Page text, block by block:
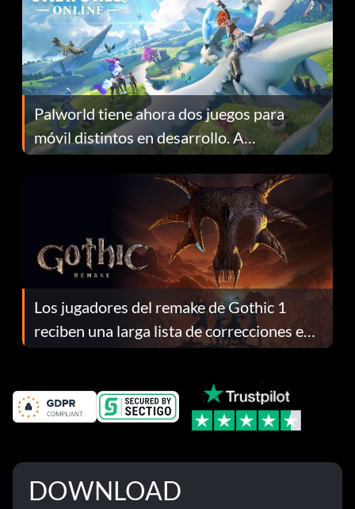
Palworld tiene ahora dos juegos para
móvil distintos en desarrollo. A
continuación te explicamos por qué.
Los jugadores del remake de Gothic 1
reciben una larga lista de correcciones en
el parche 1.0.4
DOWNLOAD